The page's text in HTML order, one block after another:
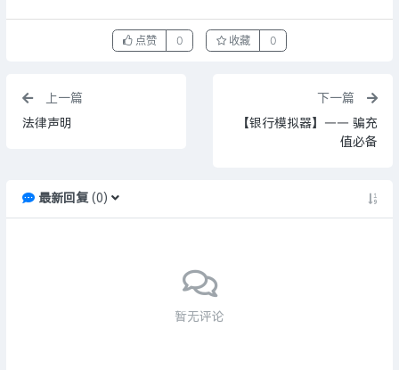
点赞 0 收藏 0
上一篇
法律声明
下一篇
【银行模拟器】—— 骗充
值必备
最新回复(0)
暂无评论